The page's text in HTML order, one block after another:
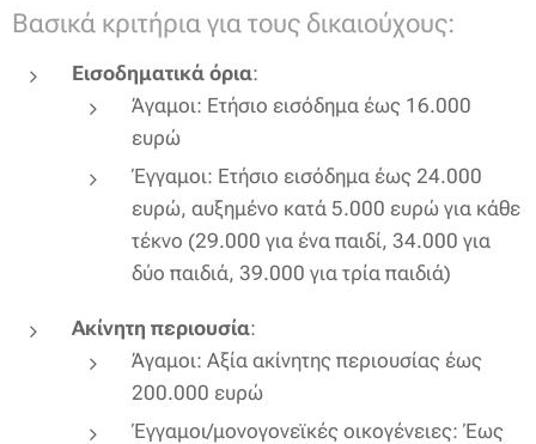
Βασικά κριτήρια για τους δικαιούχους:
Εισοδηματικά όρια:
Άγαμοι: Ετήσιο εισόδημα έως 16.000
ευρώ
Έγγαμοι: Ετήσιο εισόδημα έως 24.000
ευρώ, αυξημένο κατά 5.000 ευρώ για κάθε
τέκνο (29.000 για ένα παιδί, 34.000 για
δύο παιδιά, 39.000 για τρία παιδιά)
Ακίνητη περιουσία:
Άγαμοι: Αξία ακίνητης περιουσίας έως
200.000 ευρώ
Έγγαμοι/μονογονεϊκές οικογένειες: Έως